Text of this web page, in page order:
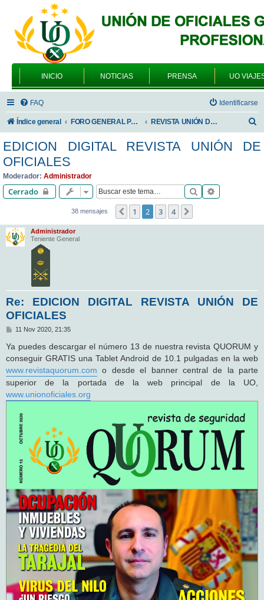
INICIO NOTICIAS PRENSA UO
FAQ Identificarse
Índice general FORO GENERAL PARA TODOS LOS USUARIOS REVISTA UNIÓN DE OFICIALES
s
EDICION DIGITAL REVISTA UNIÓN DE
OFICIALES
Moderador: Administrador
Cerrado Buscar
38 mensajes Anterior
1 2 3 4
Administrador
Teniente General
Re: EDICION DIGITAL REVISTA UNIÓN DE
OFICIALES
M
n
s
a
e
11 Nov 2020, 21:35
Ya puedes descargar el número 13 de nuestra revista QUORUM y
conseguir GRATIS una Tablet Android de 10.1 pulgadas en la web
www.revistaquorum.com o desde el banner central de la parte
superior de la portada de la web principal de la UO,
www.unionoficiales.org